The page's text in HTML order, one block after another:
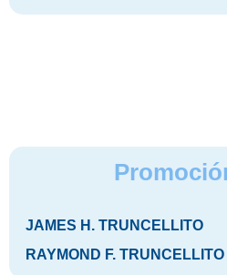
JAMES H. TRUNCELLITO
RAYMOND F. TRUNCELLITO